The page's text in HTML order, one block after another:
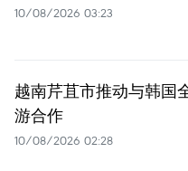
10/08/2026 03:23
越南芹苴市推动与韩国
游合作
10/08/2026 02:28